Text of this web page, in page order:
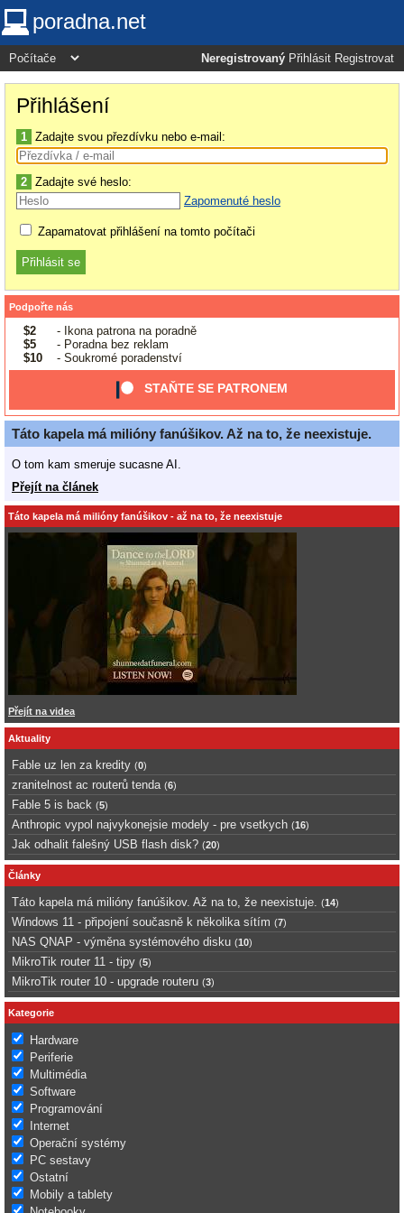
poradna.net
Neregistrovaný Přihlásit Registrovat
Přihlášení
1 Zadajte svou přezdívku nebo e-mail:
2 Zadajte své heslo:
Zapomenuté heslo
Zapamatovat přihlášení na tomto počítači
Podpořte nás
$2
- Ikona patrona na poradně
$5
- Poradna bez reklam
$10
- Soukromé poradenství
STAŇTE SE PATRONEM
Táto kapela má milióny fanúšikov. Až na to, že neexistuje.
O tom kam smeruje sucasne AI.
Přejít na článek
Táto kapela má milióny fanúšikov - až na to, že neexistuje
Přejít na videa
Aktuality
Fable uz len za kredity (0)
zranitelnost ac routerů tenda (6)
Fable 5 is back (5)
Anthropic vypol najvykonejsie modely - pre vsetkych (16)
Jak odhalit falešný USB flash disk? (20)
Články
Táto kapela má milióny fanúšikov. Až na to, že neexistuje. (14)
Windows 11 - připojení současně k několika sítím (7)
NAS QNAP - výměna systémového disku (10)
MikroTik router 11 - tipy (5)
MikroTik router 10 - upgrade routeru (3)
Kategorie
Hardware
Periferie
Multimédia
Software
Programování
Internet
Operační systémy
PC sestavy
Ostatní
Mobily a tablety